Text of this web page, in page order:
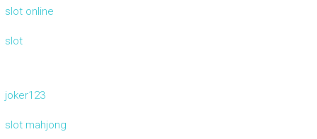
slot online
slot
joker123
slot mahjong